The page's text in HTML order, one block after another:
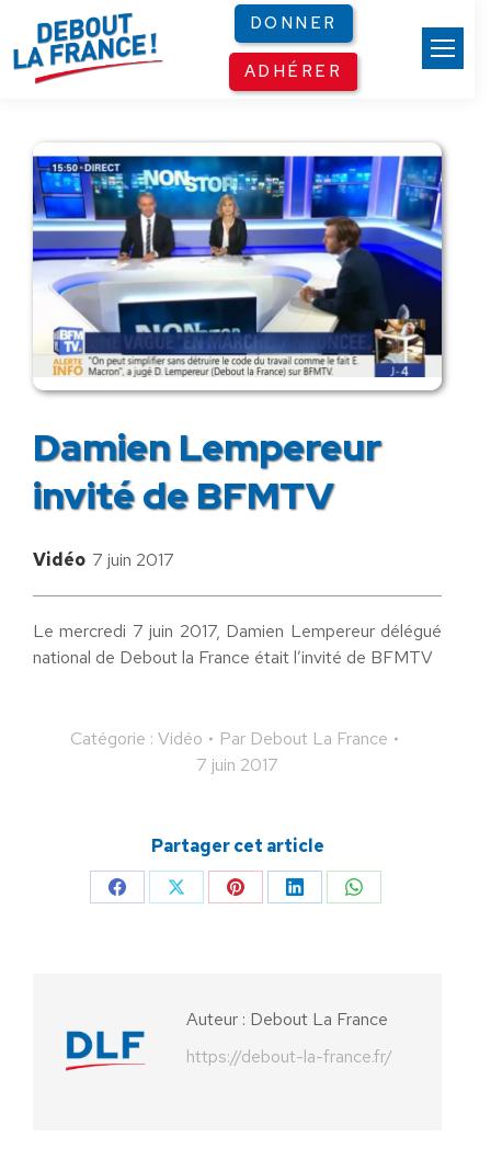
DONNER
ADHÉRER
Damien Lempereur
invité de BFMTV
Vidéo 7 juin 2017
Le mercredi 7 juin 2017, Damien Lempereur délégué
national de Debout la France était l’invité de BFMTV
Catégorie : Vidéo Par Debout La France
7 juin 2017
Partager cet article
PartagerPartagerPartagerPartagerPartager
Auteur : Debout La France
https://debout-la-france.fr/
Panneau de gestion des cookies